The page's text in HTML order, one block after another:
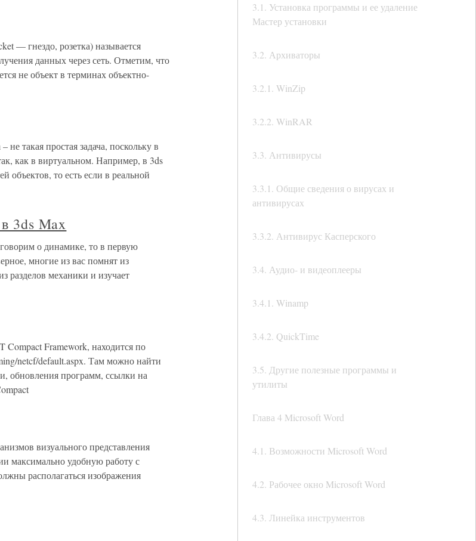
3.1. Установка программы и ее удаление
Мастер установки
3.2. Архиваторы
3.2.1. WinZip
3.2.2. WinRAR
3.3. Антивирусы
3.3.1. Общие сведения о вирусах и
антивирусах
3.3.2. Антивирус Касперского
3.4. Аудио- и видеоплееры
3.4.1. Winamp
3.4.2. QuickTime
3.5. Другие полезные программы и
утилиты
Глава 4 Microsoft Word
4.1. Возможности Microsoft Word
4.2. Рабочее окно Microsoft Word
4.3. Линейка инструментов
— гнездо, розетка) называется
данных через сеть. Отметим, что
не объект в терминах объектно-
такая простая задача, поскольку в
как в виртуальном. Например, в 3ds
объектов, то есть если в реальной
3ds Max
о динамике, то в первую
многие из вас помнят из
разделов механики и изучает
Framework, находится по
netcf/default.aspx. Там можно найти
обновления программ, ссылки на
визуального представления
максимально удобную работу с
располагаться изображения